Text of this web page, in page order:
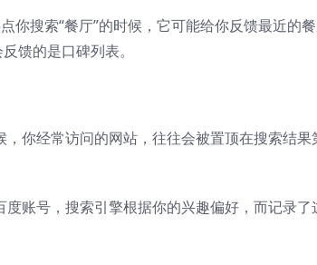
你搜索“餐厅”的时候，它可能给你反馈最近的
馈的是口碑列表。
你经常访问的网站，往往会被置顶在搜索结果
账号，搜索引擎根据你的兴趣偏好，而记录了